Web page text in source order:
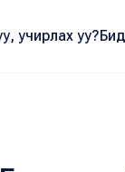
учирлах уу?